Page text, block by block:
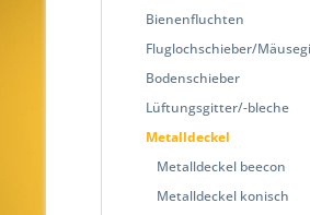
Bienenfluchten
Bodenschieber
Lüftungsgitter/-bleche
Metalldeckel
Metalldeckel beecon
Metalldeckel konisch